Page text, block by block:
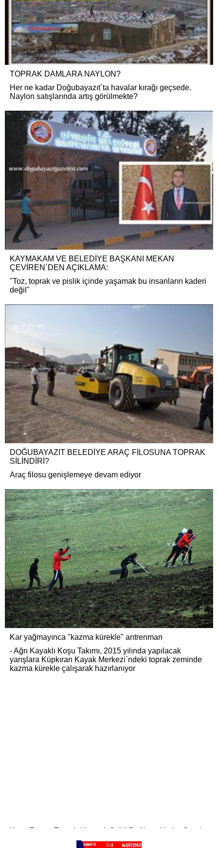
TOPRAK DAMLARA NAYLON?
Her ne kadar Doğubayazıt´ta havalar kırağı geçsede.
Naylon satışlarında artış görülmekte?
KAYMAKAM VE BELEDİYE BAŞKANI MEKAN
ÇEVİREN´DEN AÇIKLAMA:
"Toz, toprak ve pislik içinde yaşamak bu insanların kaderi
değil"
DOĞUBAYAZIT BELEDİYE ARAÇ FİLOSUNA TOPRAK
SİLİNDİRİ?
Araç filosu genişlemeye devam ediyor
Kar yağmayınca "kazma kürekle" antrenman
- Ağrı Kayaklı Koşu Takımı, 2015 yılında yapılacak
yarışlara Küpkıran Kayak Merkezi`ndeki toprak zeminde
kazma kürekle çalışarak hazırlanıyor
Kum, Taş ve Toprak Alınarak Şekli Değişen Yerler Ortada